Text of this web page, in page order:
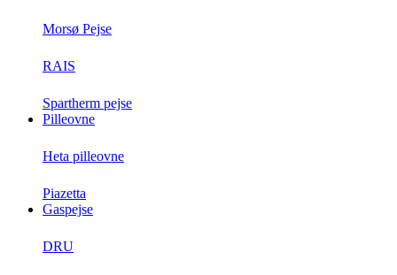
Morsø Pejse
RAIS
Spartherm pejse
Pilleovne
Heta pilleovne
Piazetta
Gaspejse
DRU